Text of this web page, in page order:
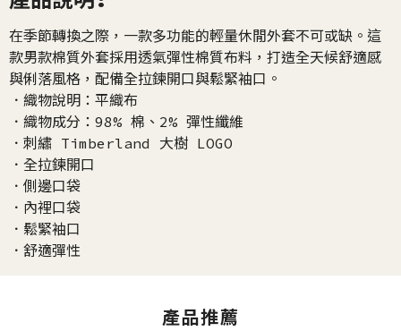
在季節轉換之際，一款多功能的輕量休閒外套不可或缺。這
款男款棉質外套採用透氣彈性棉質布料，打造全天候舒適感
與俐落風格，配備全拉鍊開口與鬆緊袖口。
．織物說明：平織布
．織物成分：98% 棉、2% 彈性纖維
．刺繡 Timberland 大樹 LOGO
．全拉鍊開口
．側邊口袋
．內裡口袋
．鬆緊袖口
．舒適彈性
產品推薦